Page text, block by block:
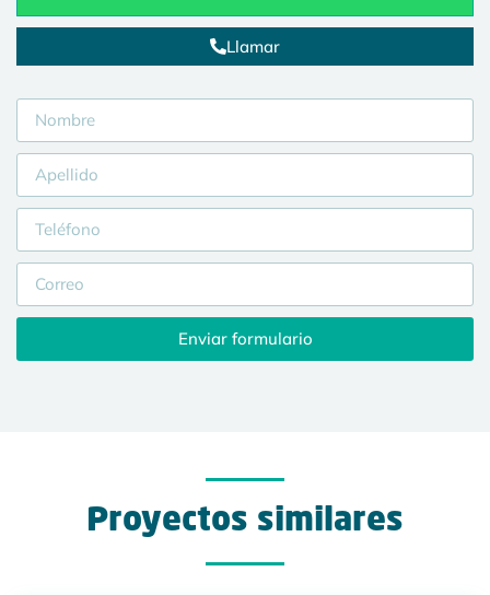
Llamar
Enviar formulario
Proyectos similares